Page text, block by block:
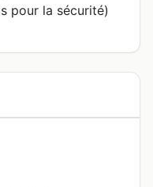
pour la sécurité)